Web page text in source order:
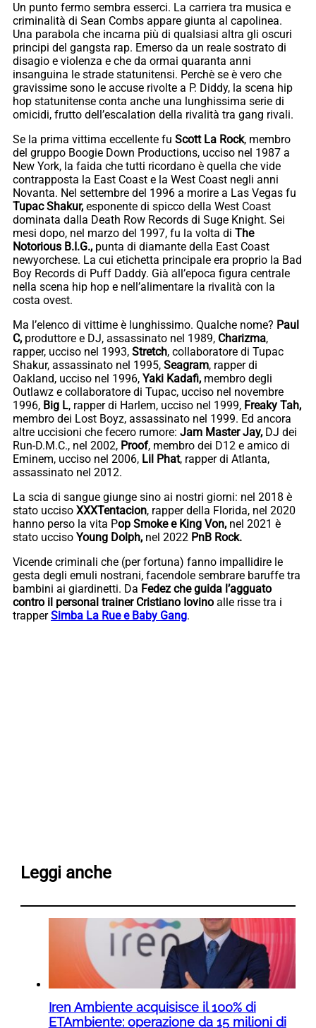
Un punto fermo sembra esserci. La carriera tra musica e
criminalità di Sean Combs appare giunta al capolinea.
Una parabola che incarna più di qualsiasi altra gli oscuri
principi del gangsta rap. Emerso da un reale sostrato di
disagio e violenza e che da ormai quaranta anni
insanguina le strade statunitensi. Perchè se è vero che
gravissime sono le accuse rivolte a P. Diddy, la scena hip
hop statunitense conta anche una lunghissima serie di
omicidi, frutto dell’escalation della rivalità tra gang rivali.
Se la prima vittima eccellente fu Scott La Rock, membro
del gruppo Boogie Down Productions, ucciso nel 1987 a
New York, la faida che tutti ricordano è quella che vide
contrapposta la East Coast e la West Coast negli anni
Novanta. Nel settembre del 1996 a morire a Las Vegas fu
Tupac Shakur, esponente di spicco della West Coast
dominata dalla Death Row Records di Suge Knight. Sei
mesi dopo, nel marzo del 1997, fu la volta di The
Notorious B.I.G., punta di diamante della East Coast
newyorchese. La cui etichetta principale era proprio la Bad
Boy Records di Puff Daddy. Già all’epoca figura centrale
nella scena hip hop e nell’alimentare la rivalità con la
costa ovest.
Ma l’elenco di vittime è lunghissimo. Qualche nome? Paul
C, produttore e DJ, assassinato nel 1989, Charizma,
rapper, ucciso nel 1993, Stretch, collaboratore di Tupac
Shakur, assassinato nel 1995, Seagram, rapper di
Oakland, ucciso nel 1996, Yaki Kadafi, membro degli
Outlawz e collaboratore di Tupac, ucciso nel novembre
1996, Big L, rapper di Harlem, ucciso nel 1999, Freaky Tah,
membro dei Lost Boyz, assassinato nel 1999. Ed ancora
altre uccisioni che fecero rumore: Jam Master Jay, DJ dei
Run-D.M.C., nel 2002, Proof, membro dei D12 e amico di
Eminem, ucciso nel 2006, Lil Phat, rapper di Atlanta,
assassinato nel 2012.
La scia di sangue giunge sino ai nostri giorni: nel 2018 è
stato ucciso XXXTentacion, rapper della Florida, nel 2020
hanno perso la vita Pop Smoke e King Von, nel 2021 è
stato ucciso Young Dolph, nel 2022 PnB Rock.
Vicende criminali che (per fortuna) fanno impallidire le
gesta degli emuli nostrani, facendole sembrare baruffe tra
bambini ai giardinetti. Da Fedez che guida l’agguato
contro il personal trainer Cristiano Iovino alle risse tra i
trapperSimba La Rue e Baby Gang.
Leggi anche
Iren Ambiente acquisisce il 100% di
ETAmbiente: operazione da 15 milioni di